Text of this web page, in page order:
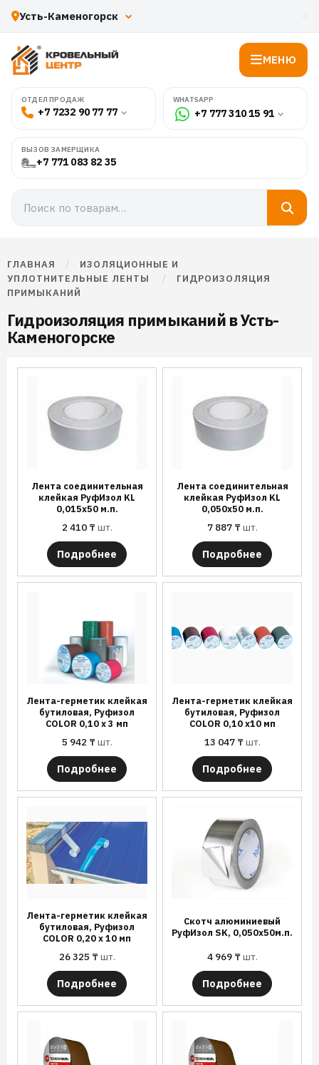
МЕНЮ
ОТДЕЛ ПРОДАЖ
+7 7232 90 77 77
WHATSAPP
+7 777 310 15 91
ВЫЗОВ ЗАМЕРЩИКА
+7 771 083 82 35
ГЛАВНАЯ /
ИЗОЛЯЦИОННЫЕ И
УПЛОТНИТЕЛЬНЫЕ ЛЕНТЫ
/
ГИДРОИЗОЛЯЦИЯ
ПРИМЫКАНИЙ
Гидроизоляция примыканий в Усть-
Каменогорске
Лента соединительная
клейкая РуфИзол KL
0,015х50 м.п.
2 410 ₸шт.
Подробнее
Лента соединительная
клейкая РуфИзол KL
0,050х50 м.п.
7 887 ₸шт.
Подробнее
Лента-герметик клейкая
бутиловая, Руфизол
COLOR 0,10 х 3 мп
5 942 ₸шт.
Подробнее
Лента-герметик клейкая
бутиловая, Руфизол
COLOR 0,10 х10 мп
13 047 ₸шт.
Подробнее
Лента-герметик клейкая
бутиловая, Руфизол
COLOR 0,20 х 10 мп
26 325 ₸шт.
Подробнее
Скотч алюминиевый
РуфИзол SK, 0,050х50м.п.
4 969 ₸шт.
Подробнее